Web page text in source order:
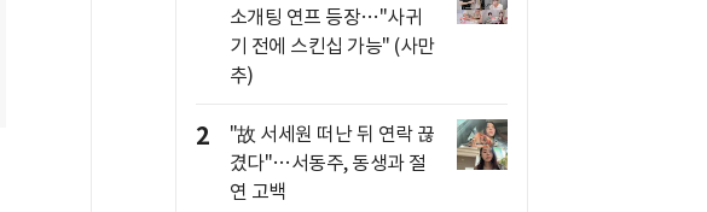
소개팅 연프 등장…"사귀
기 전에 스킨십 가능" (사만
추)
2
"故 서세원 떠난 뒤 연락 끊
겼다"…서동주, 동생과 절
연 고백